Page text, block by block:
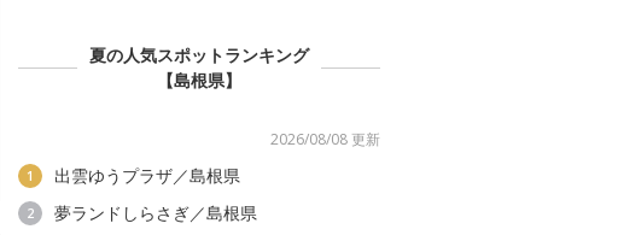
夏の人気スポットランキング
【島根県】
2026/08/08 更新
1 出雲ゆうプラザ／島根県
2 夢ランドしらさぎ／島根県